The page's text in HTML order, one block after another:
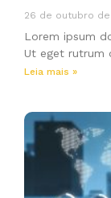
26 de outubro
Lorem ipsum
Ut eget rutrum
Leia mais »